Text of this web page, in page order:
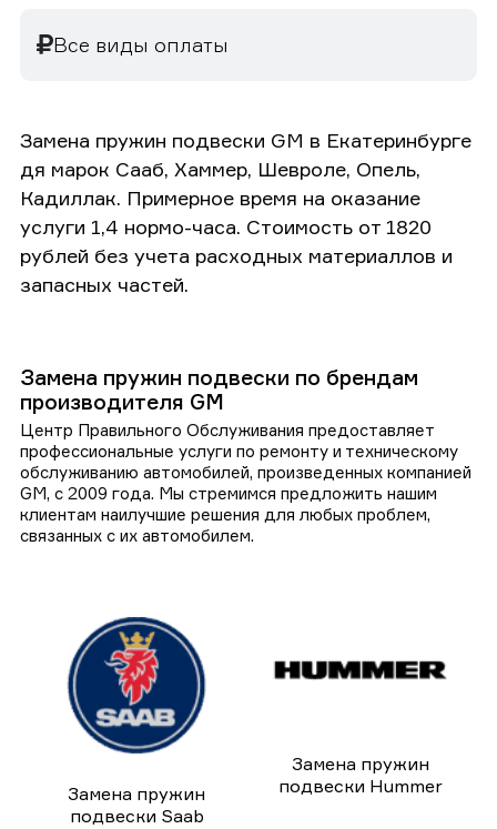
Все виды оплаты
Замена пружин подвески GM в Екатеринбурге
дя марок Сааб, Хаммер, Шевроле, Опель,
Кадиллак. Примерное время на оказание
услуги 1,4 нормо-часа. Стоимость от 1820
рублей без учета расходных материаллов и
запасных частей.
Замена пружин подвески по брендам
производителя GM
Центр Правильного Обслуживания предоставляет
профессиональные услуги по ремонту и техническому
обслуживанию автомобилей, произведенных компанией
GM, с 2009 года. Мы стремимся предложить нашим
клиентам наилучшие решения для любых проблем,
связанных с их автомобилем.
Замена пружин
подвески Saab
Замена пружин
подвески Hummer